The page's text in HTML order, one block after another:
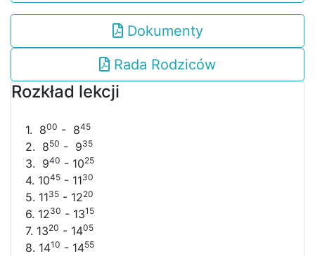
Dokumenty
Rada Rodziców
Rozkład lekcji
1. 800 - 845
2. 850 - 935
3. 940 - 1025
4. 1045 - 1130
5. 1135 - 1220
6. 1230 - 1315
7. 1320 - 1405
8. 1410 - 1455